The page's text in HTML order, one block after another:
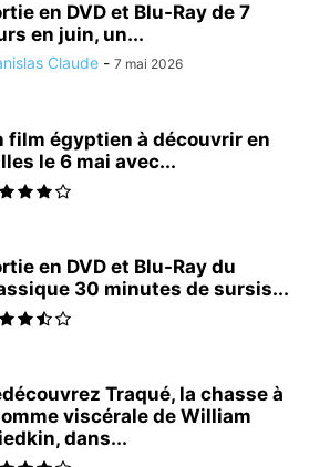
en DVD et Blu-Ray de 7
en juin, un...
Claude - 7 mai 2026
film égyptien à découvrir en
le 6 mai avec...
en DVD et Blu-Ray du
30 minutes de sursis...
Traqué, la chasse à
viscérale de William
dans...